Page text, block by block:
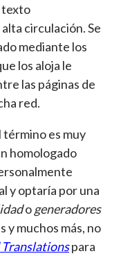
texto
circulación. Se
mediante los
los aloja le
las páginas de
red.
término es muy
homologado
y optaría por una
ogeneradores
y muchos más, no
para